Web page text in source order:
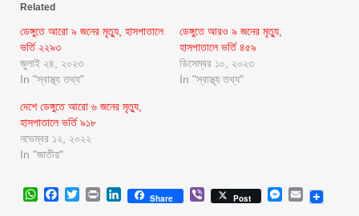
Related
ডেঙ্গুতে আরো ৯ জনের মৃত্যু, হাসপাতালে
ভর্তি ২২৯৩
জুলাই ২৪, ২০২৩
In "স্বাস্থ্য তথ্য"
ডেঙ্গুতে আরও ৯ জনের মৃত্যু,
হাসপাতালে ভর্তি ৪৫৯
ডিসেম্বর ১০, ২০২৩
In "স্বাস্থ্য তথ্য"
দেশে ডেঙ্গুতে আরো ৬ জনের মৃত্যু,
হাসপাতালে ভর্তি ৯১৮
নভেম্বর ১২, ২০২২
In "জাতীয়"
WhatsApp
Facebook
Twitter
Print LinkedIn
Share ViberPost Messenger
Email